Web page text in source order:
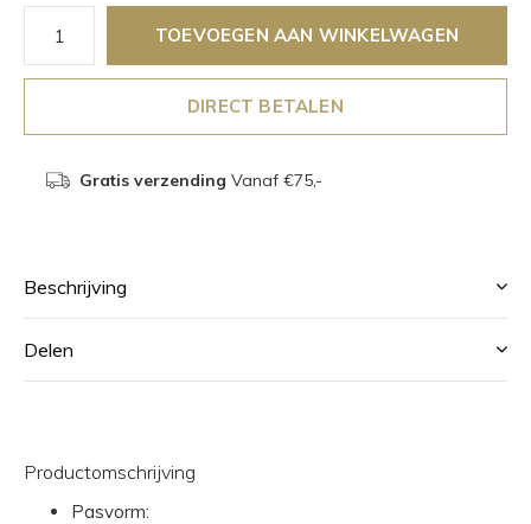
TOEVOEGEN AAN WINKELWAGEN
DIRECT BETALEN
Gratis verzending Vanaf €75,-
Beschrijving
Delen
Productomschrijving
Pasvorm: